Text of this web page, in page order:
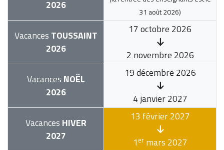
2026
31 août 2026)
Vacances TOUSSAINT
2026
17 octobre 2026
2 novembre 2026
Vacances NOËL
2026
19 décembre 2026
4 janvier 2027
Vacances HIVER
2027
13 février 2027
1ermars 2027